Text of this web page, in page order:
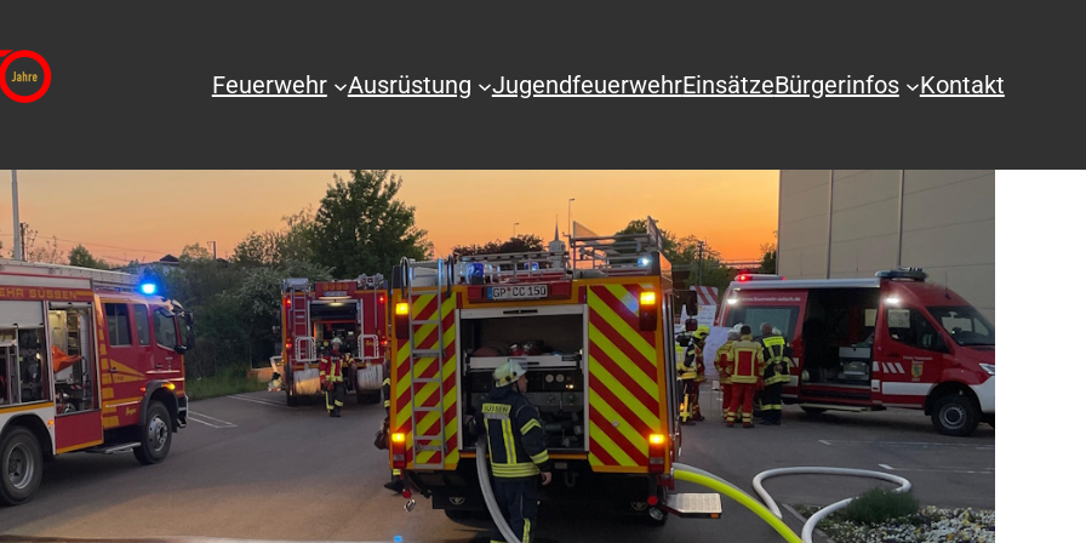
Feuerwehr Ausrüstung JugendfeuerwehrEinsätzeBürgerinfos Kontakt